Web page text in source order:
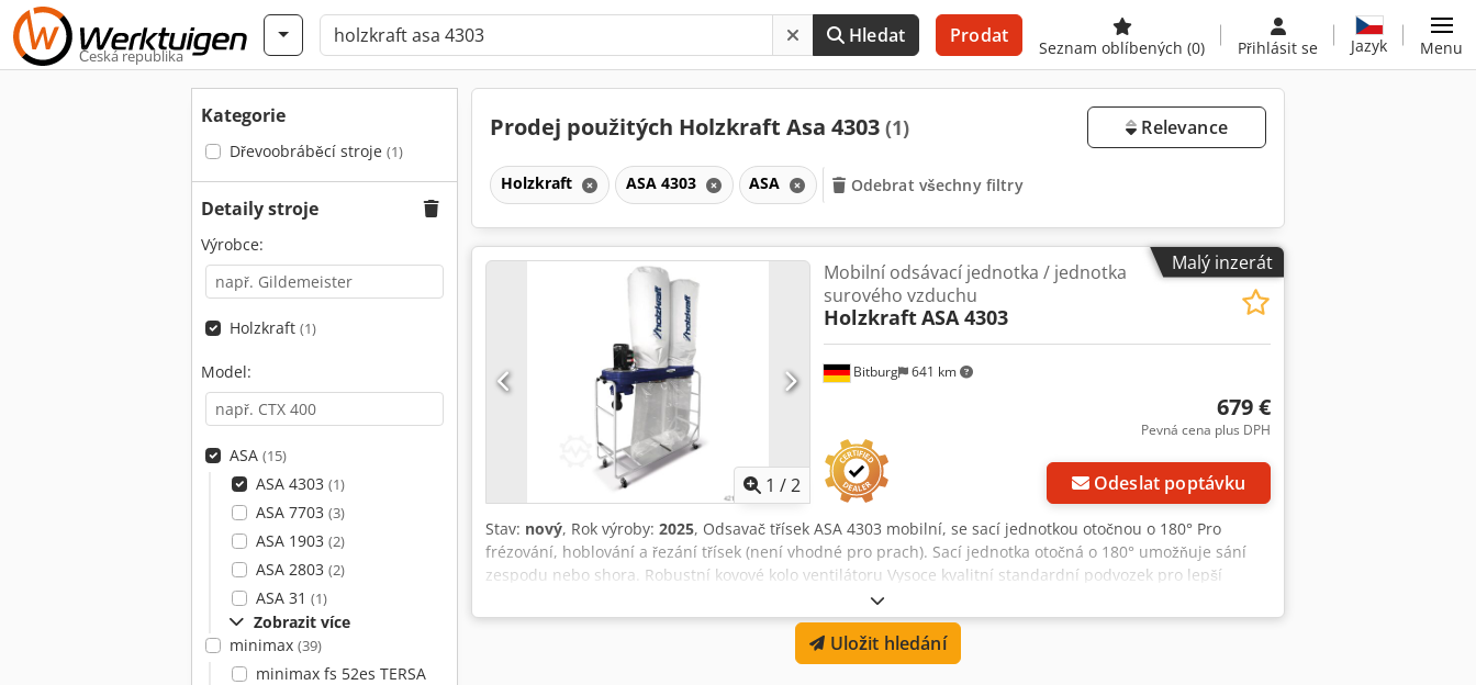
Česká republika
Hledat Prodat
Seznam oblíbených (0) Přihlásit se Jazyk Menu
Kategorie
Dřevoobráběcí stroje (1)
Detaily stroje
Výrobce:
Holzkraft (1)
Model:
ASA (15)
ASA 4303 (1)
ASA 7703 (3)
ASA 1903 (2)
ASA 2803 (2)
ASA 31 (1)
Zobrazit více
minimax (39)
minimax fs 52es TERSA
Prodej použitých Holzkraft Asa 4303 (1) Relevance
Holzkraft ASA 4303 ASA Odebrat všechny filtry
Malý inzerát
Požádat o více
1 /2
Bitburg 641 km
Mobilní odsávací jednotka / jednotka
surového vzduchu
HolzkraftASA 4303
679 €
Pevná cena plus DPH
Odeslat poptávku
Stav: nový, Rok výroby: 2025, Odsavač třísek ASA 4303 mobilní, se sací jednotkou otočnou o 180° Pro
frézování, hoblování a řezání třísek (není vhodné pro prach). Sací jednotka otočná o 180° umožňuje sání
zespodu nebo shora. Robustní kovové kolo ventilátoru Vysoce kvalitní standardní podvozek pro lepší
stabilitu a snadné manévrování Rychloupínací uzávěry pro filtr a vak na třísky Jemný filtrační sáček dvojitě
tkaný Rozměry a hmotnosti Objem sběru třísek 2 x 215 l Jmenovitá šířka vně vstupu do sací trysky 260 mm
Jmenovitá šířka vnějšího výstupu sací zásuvky 2 x 100, 2 x 120 mm Délka cca 1700 mm Šířka/hloubka cca
600 mm Výška přibližně 2400 mm Hmotnost přibližně 69 kg Elektrické údaje Volnoběžné otáčky 2950 min¹
Uložit hledání